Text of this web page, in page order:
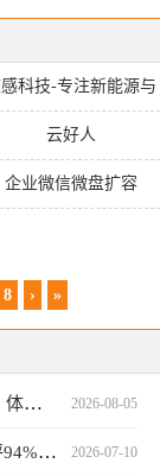
科技-专注新能源与
性炭化学过滤的空气
过滤器厂家
云好人
企业微信微盘扩容
8 › »
2026-08-05
斗
2026-07-10
发酵